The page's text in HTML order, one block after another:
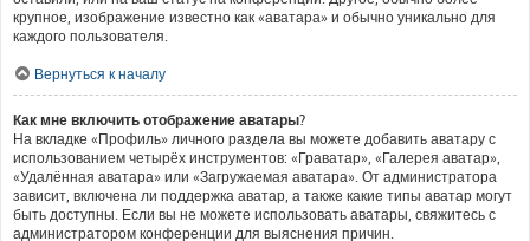
крупное, изображение известно как «аватара» и обычно уникально для
каждого пользователя.
Вернуться к началу
Как мне включить отображение аватары?
На вкладке «Профиль» личного раздела вы можете добавить аватару с
использованием четырёх инструментов: «Граватар», «Галерея аватар»,
«Удалённая аватара» или «Загружаемая аватара». От администратора
зависит, включена ли поддержка аватар, а также какие типы аватар могут
быть доступны. Если вы не можете использовать аватары, свяжитесь с
администратором конференции для выяснения причин.